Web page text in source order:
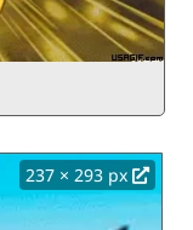
237 × 293 px